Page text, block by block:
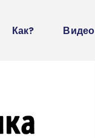
Как? Видео